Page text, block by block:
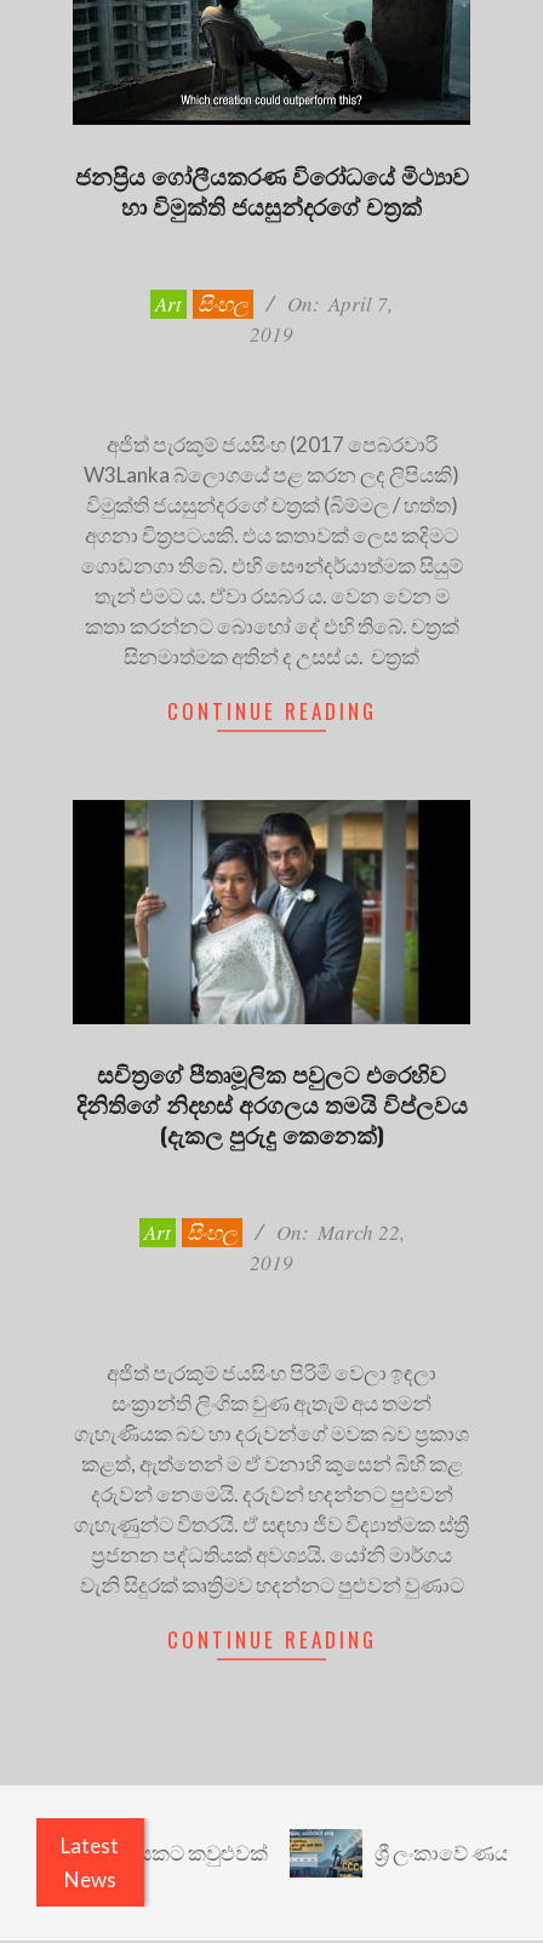
ජනප්‍රිය ගෝලීයකරණ විරෝධයේ මිථ්‍යාව
හා විමුක්ති ජයසුන්දරගේ චත්‍රක්
Art සිංහල On: April 7,
2019
අජිත් පැරකුම් ජයසිංහ (2017 පෙබරවාරි
W3Lanka බ්ලොගයේ පළ කරන ලද ලිපියකි)
විමුක්ති ජයසුන්දරගේ චත්‍රක් (බිම්මල / හත්ත)
අගනා චිත්‍රපටයකි. එය කතාවක් ලෙස කදිමට
ගොඩනගා තිබේ. එහි සෞන්දර්යාත්මක සියුම්
තැන් එමට ය. ඒවා රසබර ය. වෙන වෙන ම
කතා කරන්නට බොහෝ දේ එහි තිබේ. චත්‍රක්
සිනමාත්මක අතින් ද උසස් ය. චත්‍රක්
CONTINUE READING
සචිත්‍රගේ පීතෘමූලික පවුලට එරෙහිව
දිනිතිගේ නිදහස් අරගලය තමයි විප්ලවය
(දැකල පුරුදු කෙනෙක්)
Art සිංහල On: March 22,
2019
අජිත් පැරකුම් ජයසිංහ පිරිමි වෙලා ඉඳලා
සංක්‍රාන්ති ලිංගික වුණ ඇතැම් අය තමන්
ගැහැණියක බව හා දරුවන්ගේ මවක බව ප්‍රකාශ
කළත්, ඇත්තෙන් ම ඒ වනාහි කුසෙන් බිහි කළ
දරුවන් නෙමෙයි. දරුවන් හදන්නට පුළුවන්
ගැහැණුන්ට විතරයි. ඒ සඳහා ජීව විද්‍යාත්මක ස්ත්‍රී
ප්‍රජනන පද්ධතියක් අවශ්‍යයි. යෝනි මාර්ගය
වැනි සිදුරක් කෘත්‍රිමව හදන්නට පුළුවන් වුණාට
CONTINUE READING
Latest
News
යථාර්ථයකට කවුළුවක් ශ්‍රී ලංකාවේ ණය